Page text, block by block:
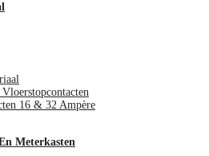
16 & 32 Ampère
Meterkasten